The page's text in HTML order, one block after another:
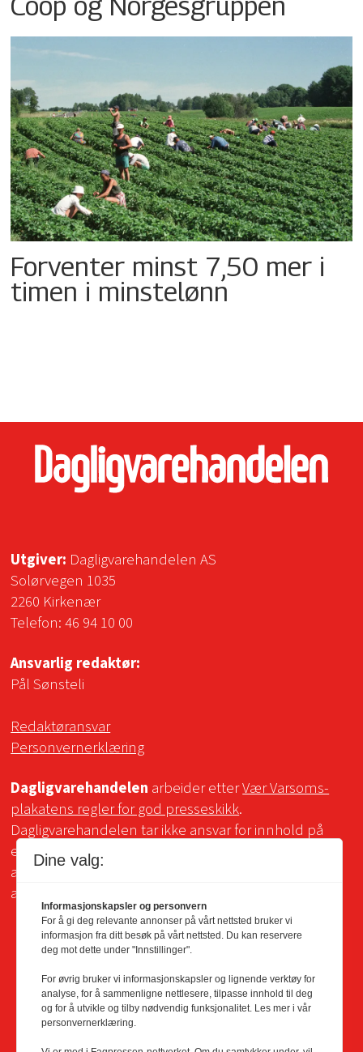
Forventer minst 7,50 mer i
timen i minstelønn
Utgiver: Dagligvarehandelen AS
Solørvegen 1035
2260 Kirkenær
Telefon:46 94 10 00
Ansvarlig redaktør:
Pål Sønsteli
Redaktøransvar
Personvernerklæring
Dagligvarehandelen arbeider etterVær Varsoms-
plakatens regler for god presseskikk.
Dagligvarehandelen tar ikke ansvar for innhold på
eksterne sider som det lenkes til. Kopiering for bruk
av Dagligvarehandelens materiale er ikke tillatt uten
avtale.
Dine valg:
Informasjonskapsler og personvern
For å gi deg relevante annonser på vårt nettsted bruker vi
informasjon fra ditt besøk på vårt nettsted. Du kan reservere
deg mot dette under "Innstillinger".
For øvrig bruker vi informasjonskapsler og lignende verktøy for
analyse, for å sammenligne nettlesere, tilpasse innhold til deg
og for å utvikle og tilby nødvendig funksjonalitet. Les mer i vår
personvernerklæring.